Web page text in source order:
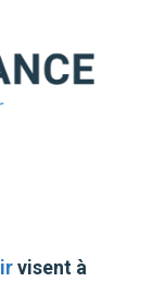
visent à